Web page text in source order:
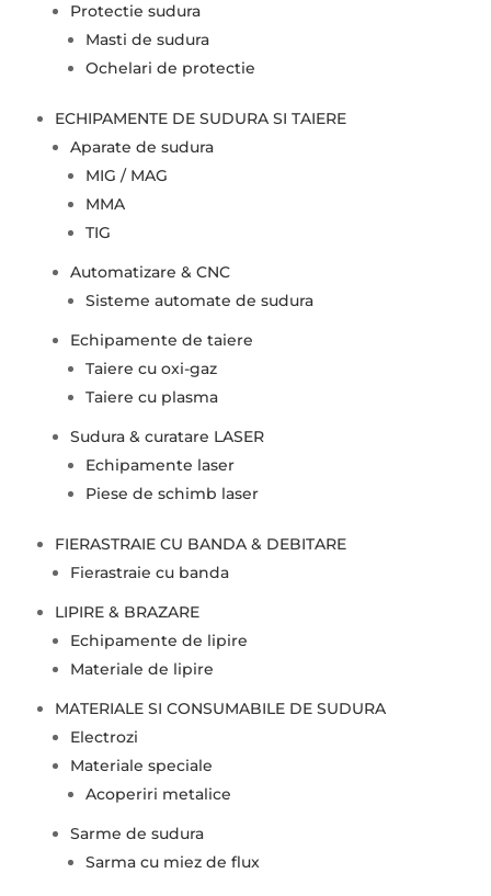
Protectie sudura
Masti de sudura
Ochelari de protectie
ECHIPAMENTE DE SUDURA SI TAIERE
Aparate de sudura
MIG / MAG
MMA
TIG
Automatizare & CNC
Sisteme automate de sudura
Echipamente de taiere
Taiere cu oxi-gaz
Taiere cu plasma
Sudura & curatare LASER
Echipamente laser
Piese de schimb laser
FIERASTRAIE CU BANDA & DEBITARE
Fierastraie cu banda
LIPIRE & BRAZARE
Echipamente de lipire
Materiale de lipire
MATERIALE SI CONSUMABILE DE SUDURA
Electrozi
Materiale speciale
Acoperiri metalice
Sarme de sudura
Sarma cu miez de flux